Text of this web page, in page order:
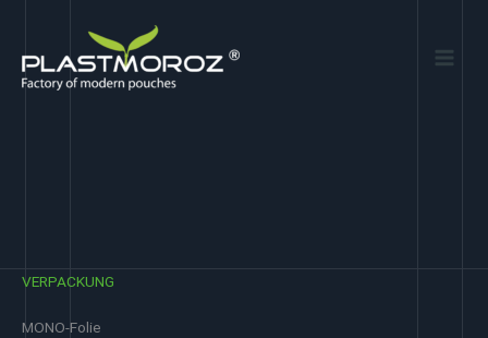
springen
VERPACKUNG
MONO-Folie